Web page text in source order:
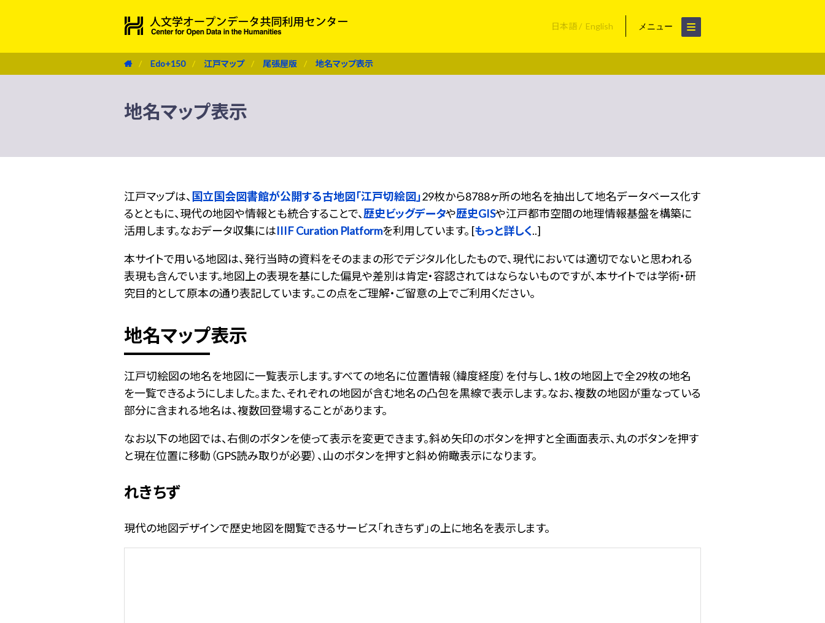
日本語 English メニュー
Edo+150 江戸マップ 尾張屋版 地名マップ表示
地名マップ表示
江戸マップは、 国立国会図書館が公開する古地図「江戸切絵図」29枚から8788ヶ所の地名を抽出して地名データベース化す
るとともに、現代の地図や情報とも統合することで、歴史ビッグデータや歴史GISや江戸都市空間の地理情報基盤を構築に
活用します。なおデータ収集にはIIIF Curation Platformを利用しています。 [もっと詳しく..]
本サイトで用いる地図は、発行当時の資料をそのままの形でデジタル化したもので、現代においては適切でないと思われる
表現も含んでいます。地図上の表現を基にした偏見や差別は肯定・容認されてはならないものですが、本サイトでは学術・研
究目的として原本の通り表記しています。この点をご理解・ご留意の上でご利用ください。
地名マップ表示
江戸切絵図の地名を地図に一覧表示します。すべての地名に位置情報（緯度経度）を付与し、1枚の地図上で全29枚の地名
を一覧できるようにしました。また、それぞれの地図が含む地名の凸包を黒線で表示します。なお、複数の地図が重なっている
部分に含まれる地名は、複数回登場することがあります。
なお以下の地図では、右側のボタンを使って表示を変更できます。斜め矢印のボタンを押すと全画面表示、丸のボタンを押す
と現在位置に移動（GPS読み取りが必要）、山のボタンを押すと斜め俯瞰表示になります。
れきちず
現代の地図デザインで歴史地図を閲覧できるサービス「れきちず」の上に地名を表示します。